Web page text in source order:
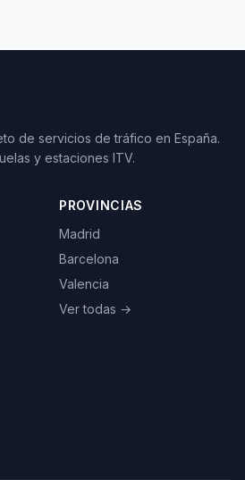
de servicios de tráfico en España.
y estaciones ITV.
PROVINCIAS
Madrid
Barcelona
Valencia
Ver todas →